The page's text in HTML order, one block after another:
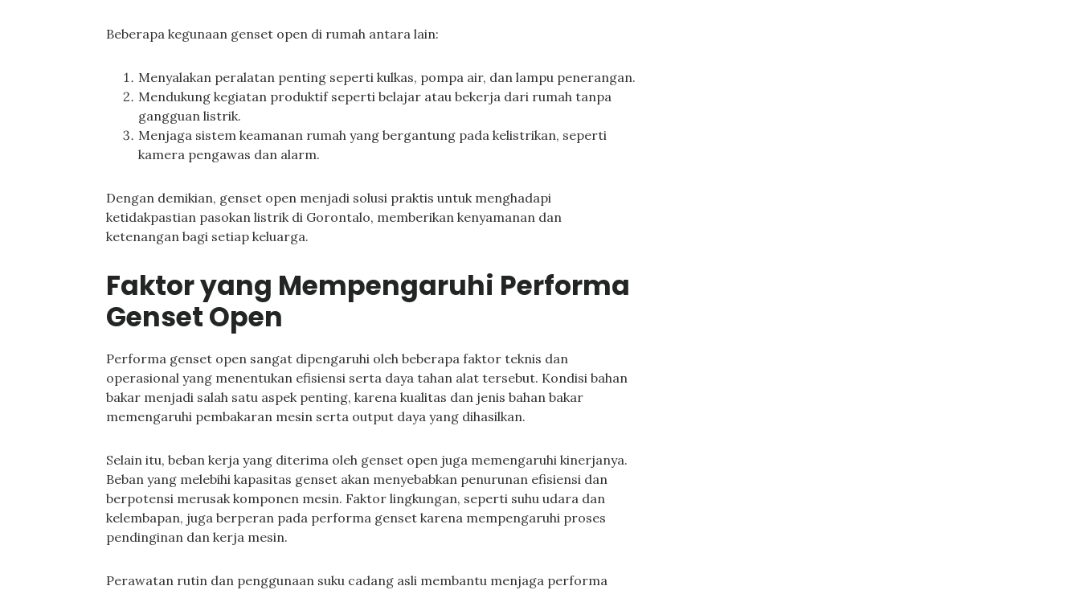
Beberapa kegunaan genset open di rumah antara lain:
Menyalakan peralatan penting seperti kulkas, pompa air, dan lampu penerangan.
Mendukung kegiatan produktif seperti belajar atau bekerja dari rumah tanpa
gangguan listrik.
Menjaga sistem keamanan rumah yang bergantung pada kelistrikan, seperti
kamera pengawas dan alarm.
Dengan demikian, genset open menjadi solusi praktis untuk menghadapi
ketidakpastian pasokan listrik di Gorontalo, memberikan kenyamanan dan
ketenangan bagi setiap keluarga.
Faktor yang Mempengaruhi Performa
Genset Open
Performa genset open sangat dipengaruhi oleh beberapa faktor teknis dan
operasional yang menentukan efisiensi serta daya tahan alat tersebut. Kondisi bahan
bakar menjadi salah satu aspek penting, karena kualitas dan jenis bahan bakar
memengaruhi pembakaran mesin serta output daya yang dihasilkan.
Selain itu, beban kerja yang diterima oleh genset open juga memengaruhi kinerjanya.
Beban yang melebihi kapasitas genset akan menyebabkan penurunan efisiensi dan
berpotensi merusak komponen mesin. Faktor lingkungan, seperti suhu udara dan
kelembapan, juga berperan pada performa genset karena mempengaruhi proses
pendinginan dan kerja mesin.
Perawatan rutin dan penggunaan suku cadang asli membantu menjaga performa